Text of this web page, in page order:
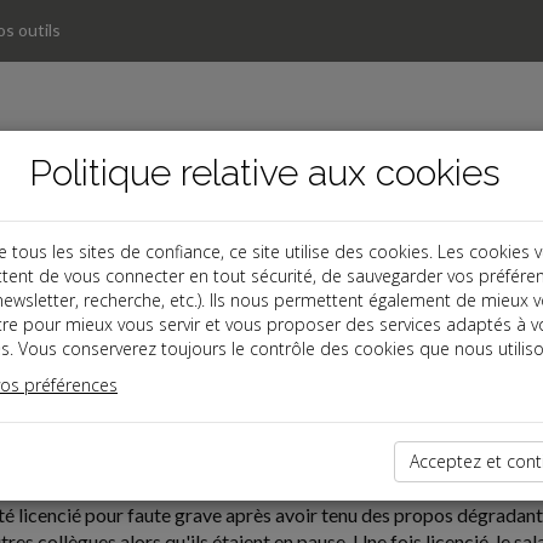
outils
29
POUR FAUTE GRAVE POUR PROPOS À CARACTÈRE
licencié pour faute grave après avoir tenu des propos
Politique relative aux cookies
tous les sites de confiance, ce site utilise des cookies. Les cookies
de vous connecter en tout sécurité, de sauvegarder vos
recherche, etc.). Ils nous permettent également de mieux
pour mieux vous servir et vous proposer des services adaptés à
Vous conserverez toujours le contrôle des cookies que nous
préférences
Acceptez et